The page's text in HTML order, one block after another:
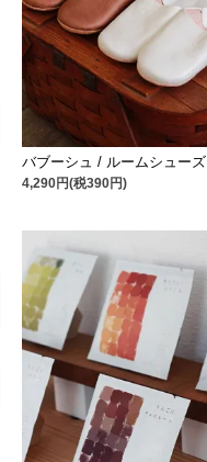
バブーシュ / ルームシューズ
4,290円(税390円)